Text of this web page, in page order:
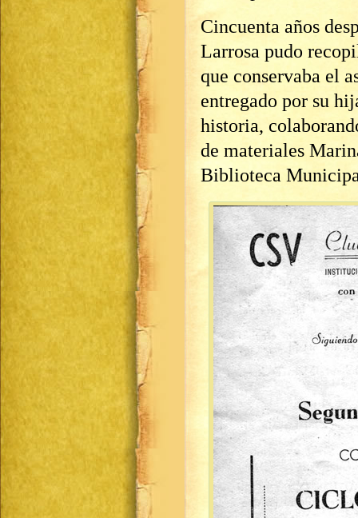
Cincuenta años
Larrosa pudo
que conservaba el
entregado por su
historia,
de materiales
Biblioteca